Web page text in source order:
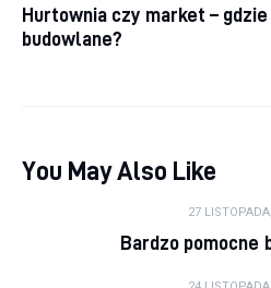
Hurtownia czy market –
budowlane?
You May Also Like
27
Bardzo pomocne